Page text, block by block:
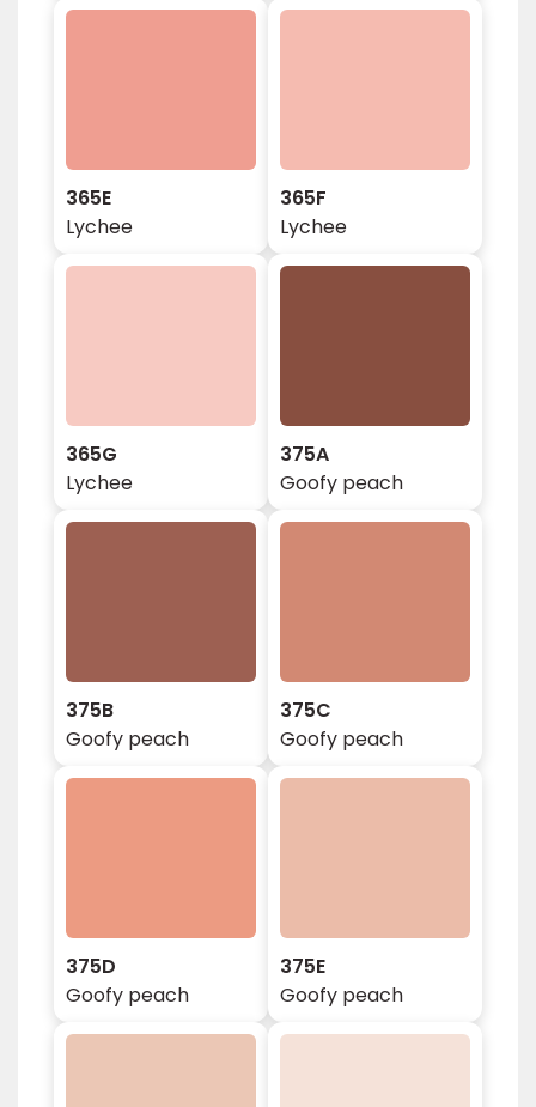
365E
Lychee
365F
Lychee
365G
Lychee
375A
Goofy peach
375B
Goofy peach
375C
Goofy peach
375D
Goofy peach
375E
Goofy peach